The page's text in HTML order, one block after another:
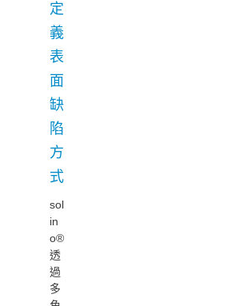
定
義
表
面
缺
陷
方
式
sol
in
o®
透
過
多